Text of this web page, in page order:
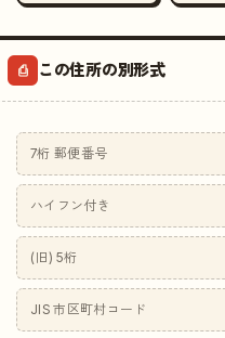
⎙ この住所の別形式
7桁 郵便番号
ハイフン付き
(旧) 5桁
JIS 市区町村コード